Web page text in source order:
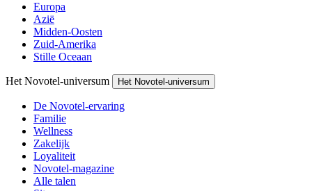
Europa
Azië
Midden-Oosten
Zuid-Amerika
Stille Oceaan
Het Novotel-universum Het Novotel-universum
De Novotel-ervaring
Familie
Wellness
Zakelijk
Loyaliteit
Novotel-magazine
Alle talen